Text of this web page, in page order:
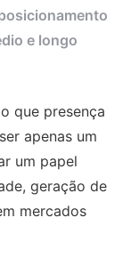
e longo
que presença
apenas um
um papel
geração de
mercados